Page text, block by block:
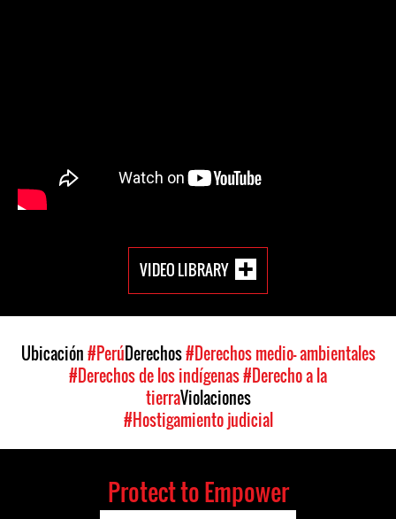
VIDEO LIBRARY
Ubicación#PerúDerechos#Derechos medio- ambientales
#Derechos de los indígenas#Derecho a la
tierraViolaciones
#Hostigamiento judicial
Protect to Empower